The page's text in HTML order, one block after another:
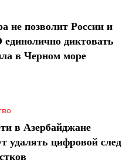
не позволит России и
диктовать
в Черном море
в Азербайджане
удалять цифровой след